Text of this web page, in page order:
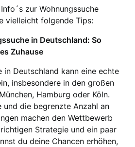
zur Wohnungssuche
vielleicht folgende Tips:
in Deutschland: So
Zuhause
in Deutschland kann eine echte
insbesondere in den großen
Hamburg oder Köln.
und die begrenzte Anzahl an
machen den Wettbewerb
Strategie und ein paar
du deine Chancen erhöhen,